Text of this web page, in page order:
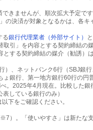
きませんが、順次拡大予定です
決済が対象となるかは、各キ
る銀行代理業者（外部サイト）
引」を内容とする契約締結の
する契約締結の媒介（勧誘）
、ネットバンク6行（SBJ銀行
銀行、第一地方銀行60行の円
。2025年4月現在。比較した
している銀行のみ）
下をご確認ください。
）。「使いやすさ」は新たな